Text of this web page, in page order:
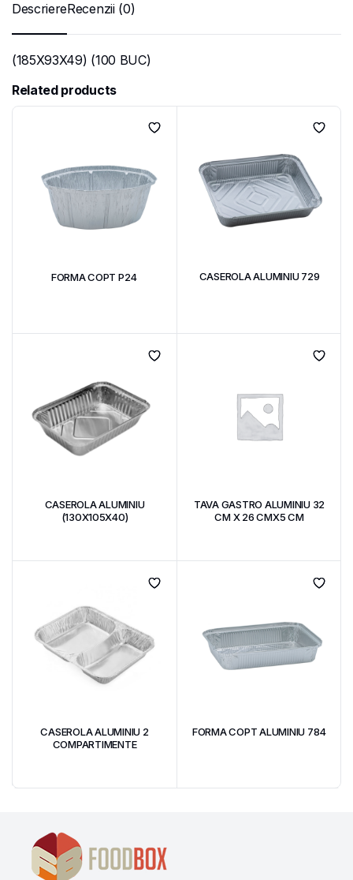
DescriereRecenzii (0)
(185X93X49) (100 BUC)
Related products
FORMA COPT P24 CASEROLA ALUMINIU 729
CASEROLA ALUMINIU
(130X105X40)
TAVA GASTRO ALUMINIU 32
CM X 26 CMX5 CM
CASEROLA ALUMINIU 2
COMPARTIMENTE
FORMA COPT ALUMINIU 784